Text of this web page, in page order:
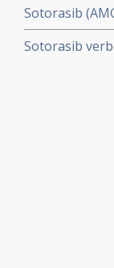
Sotorasib
zwaar
resultaten
Sotorasib